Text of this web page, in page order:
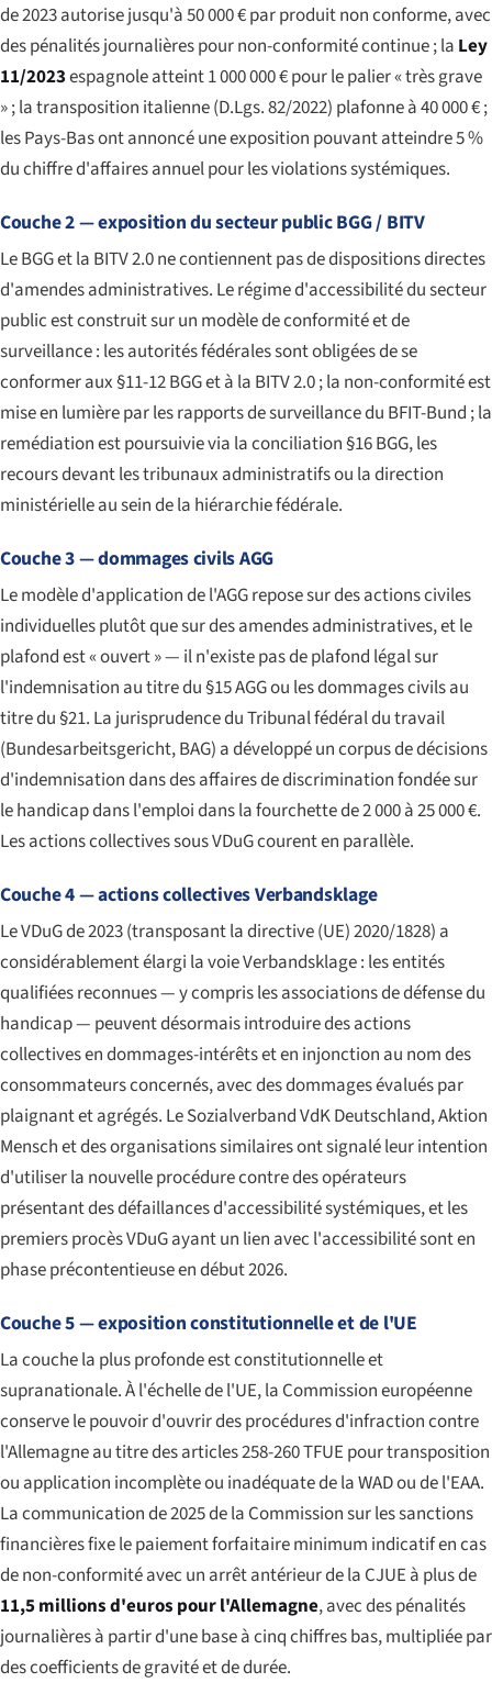
de 2023 autorise jusqu'à 50 000 € par produit non conforme, avec
des pénalités journalières pour non-conformité continue ; la Ley
11/2023espagnole atteint 1 000 000 € pour le palier « très grave
» ; la transposition italienne (D.Lgs. 82/2022) plafonne à 40 000 € ;
les Pays-Bas ont annoncé une exposition pouvant atteindre 5 %
du chiffre d'affaires annuel pour les violations systémiques.
Couche 2 — exposition du secteur public BGG / BITV
Le BGG et la BITV 2.0 ne contiennent pas de dispositions directes
d'amendes administratives. Le régime d'accessibilité du secteur
public est construit sur un modèle de conformité et de
surveillance : les autorités fédérales sont obligées de se
conformer aux §11-12 BGG et à la BITV 2.0 ; la non-conformité est
mise en lumière par les rapports de surveillance du BFIT-Bund ; la
remédiation est poursuivie via la conciliation §16 BGG, les
recours devant les tribunaux administratifs ou la direction
ministérielle au sein de la hiérarchie fédérale.
Couche 3 — dommages civils AGG
Le modèle d'application de l'AGG repose sur des actions civiles
individuelles plutôt que sur des amendes administratives, et le
plafond est « ouvert » — il n'existe pas de plafond légal sur
l'indemnisation au titre du §15 AGG ou les dommages civils au
titre du §21. La jurisprudence du Tribunal fédéral du travail
(Bundesarbeitsgericht, BAG) a développé un corpus de décisions
d'indemnisation dans des affaires de discrimination fondée sur
le handicap dans l'emploi dans la fourchette de 2 000 à 25 000 €.
Les actions collectives sous VDuG courent en parallèle.
Couche 4 — actions collectives Verbandsklage
Le VDuG de 2023 (transposant la directive (UE) 2020/1828) a
considérablement élargi la voie Verbandsklage : les entités
qualifiées reconnues — y compris les associations de défense du
handicap — peuvent désormais introduire des actions
collectives en dommages-intérêts et en injonction au nom des
consommateurs concernés, avec des dommages évalués par
plaignant et agrégés. Le Sozialverband VdK Deutschland, Aktion
Mensch et des organisations similaires ont signalé leur intention
d'utiliser la nouvelle procédure contre des opérateurs
présentant des défaillances d'accessibilité systémiques, et les
premiers procès VDuG ayant un lien avec l'accessibilité sont en
phase précontentieuse en début 2026.
Couche 5 — exposition constitutionnelle et de l'UE
La couche la plus profonde est constitutionnelle et
supranationale. À l'échelle de l'UE, la Commission européenne
conserve le pouvoir d'ouvrir des procédures d'infraction contre
l'Allemagne au titre des articles 258-260 TFUE pour transposition
ou application incomplète ou inadéquate de la WAD ou de l'EAA.
La communication de 2025 de la Commission sur les sanctions
financières fixe le paiement forfaitaire minimum indicatif en cas
de non-conformité avec un arrêt antérieur de la CJUE à plus de
11,5 millions d'euros pour l'Allemagne, avec des pénalités
journalières à partir d'une base à cinq chiffres bas, multipliée par
des coefficients de gravité et de durée.